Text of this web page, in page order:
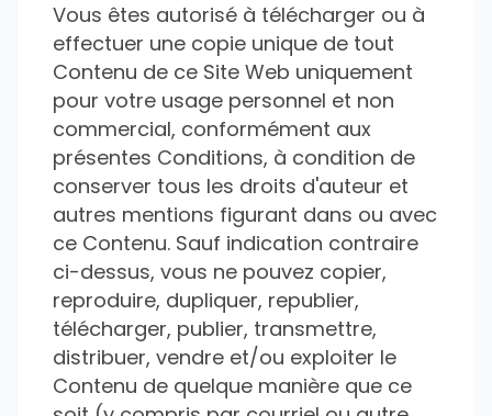
Vous êtes autorisé à télécharger ou à
effectuer une copie unique de tout
Contenu de ce Site Web uniquement
pour votre usage personnel et non
commercial, conformément aux
présentes Conditions, à condition de
conserver tous les droits d'auteur et
autres mentions figurant dans ou avec
ce Contenu. Sauf indication contraire
ci-dessus, vous ne pouvez copier,
reproduire, dupliquer, republier,
télécharger, publier, transmettre,
distribuer, vendre et/ou exploiter le
Contenu de quelque manière que ce